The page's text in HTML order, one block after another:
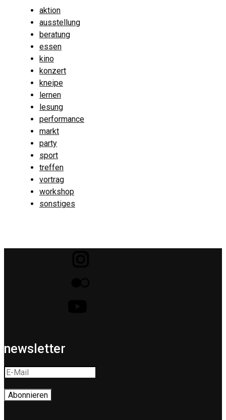
aktion
ausstellung
beratung
essen
kino
konzert
kneipe
lernen
lesung
performance
markt
party
sport
treffen
vortrag
workshop
sonstiges
newsletter